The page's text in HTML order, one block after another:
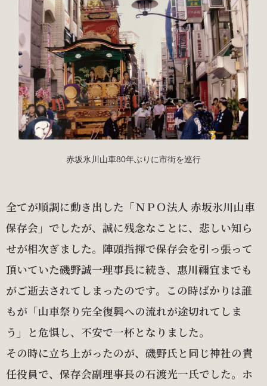
赤坂氷川山車80年ぶりに市街を巡行
全てが順調に動き出した「ＮＰＯ法人 赤坂氷川山車
保存会」でしたが、誠に残念なことに、悲しい知ら
せが相次ぎました。陣頭指揮で保存会を引っ張って
頂いていた磯野誠一理事長に続き、惠川禰宜までも
がご逝去されてしまったのです。この時ばかりは誰
もが「山車祭り完全復興への流れが途切れてしま
う」と危惧し、不安で一杯となりました。
その時に立ち上がったのが、磯野氏と同じ神社の責
任役員で、保存会副理事長の石渡光一氏でした。ホ